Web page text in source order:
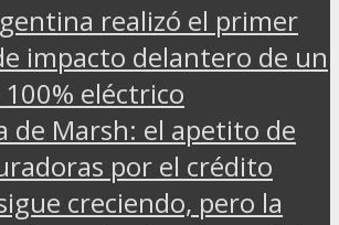
realizó el primer
impacto delantero de un
eléctrico
de Marsh: el apetito de
por el crédito
creciendo, pero la